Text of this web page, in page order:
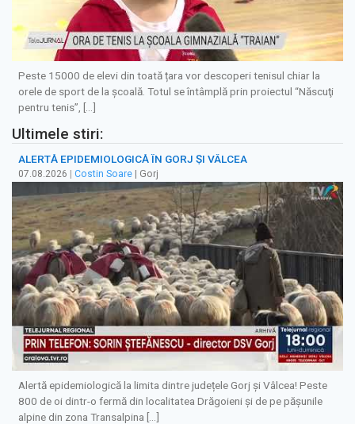
Peste 15000 de elevi din toată țara vor descoperi tenisul chiar la
orele de sport de la școală. Totul se întâmplă prin proiectul “Născuţi
pentru tenis”, […]
Ultimele stiri:
ALERTĂ EPIDEMIOLOGICĂ ÎN GORJ ȘI VÂLCEA
07.08.2026 Costin Soare | Gorj
Alertă epidemiologică la limita dintre județele Gorj și Vâlcea! Peste
800 de oi dintr-o fermă din localitatea Drăgoieni și de pe pășunile
alpine din zona Transalpina […]